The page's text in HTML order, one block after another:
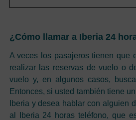
¿Cómo llamar a Iberia 24
A veces los pasajeros tienen que
realizar las reservas de vuelo o
vuelo y, en algunos casos,
Entonces, si usted también tiene
Iberia y desea hablar con alguien
al Iberia 24 horas teléfono, que